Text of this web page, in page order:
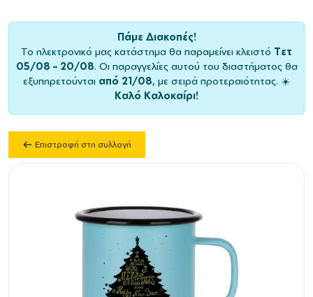
Πάμε Διακοπές!
Το ηλεκτρονικό μας κατάστημα θα παραμείνει κλειστό Τετ
05/08 – 20/08. Οι παραγγελίες αυτού του διαστήματος θα
εξυπηρετούνται από 21/08, με σειρά προτεραιότητας. ☀️
Καλό Καλοκαίρι!
Επιστροφή στη συλλογή